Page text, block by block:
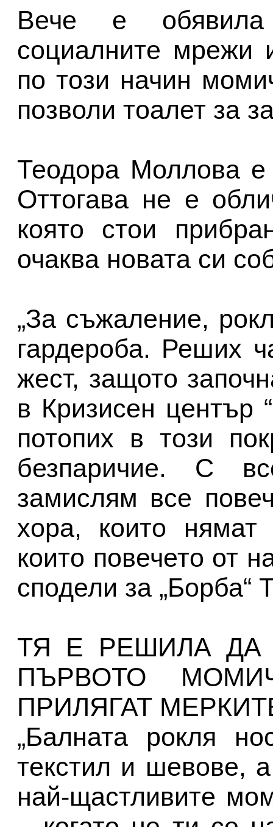
Вече е
социалните мрежи
по този начин
позволи тоалет за
Теодора Моллова е
Оттогава не е
която стои
очаква новата си
„За съжаление,
гардероба. Реших
жест, защото
в Кризисен център
потопих в този
безпаричие. С
замислям все
хора, които
които повечето от
сподели за
ТЯ Е РЕШИЛА ДА
ПЪРВОТО
ПРИЛЯГАТ
„Балната рокля
текстил и шевове,
най-щастливите